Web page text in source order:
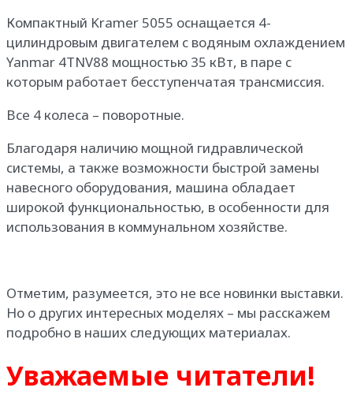
Компактный Kramer 5055 оснащается 4-
цилиндровым двигателем с водяным охлаждением
Yanmar 4TNV88 мощностью 35 кВт, в паре с
которым работает бесступенчатая трансмиссия.
Все 4 колеса – поворотные.
Благодаря наличию мощной гидравлической
системы, а также возможности быстрой замены
навесного оборудования, машина обладает
широкой функциональностью, в особенности для
использования в коммунальном хозяйстве.
Отметим, разумеется, это не все новинки выставки.
Но о других интересных моделях – мы расскажем
подробно в наших следующих материалах.
Уважаемые читатели!